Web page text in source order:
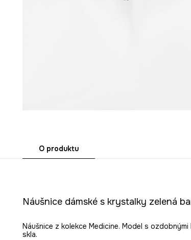
O produktu
Náušnice dámské s krystalky zelená
Náušnice z kolekce Medicine. Model s
skla.